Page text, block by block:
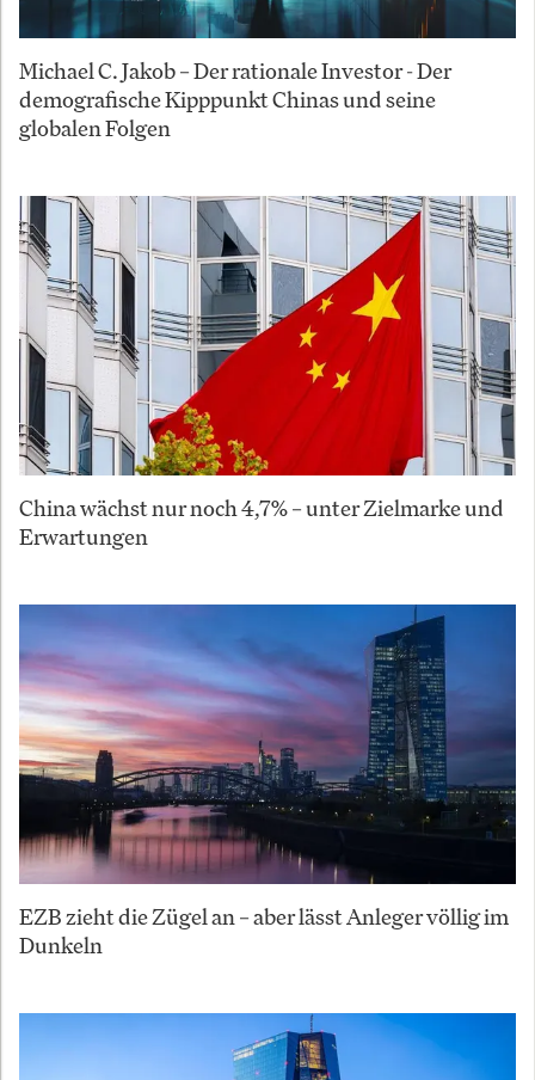
Michael C. Jakob – Der rationale Investor - Der
demografische Kipppunkt Chinas und seine
globalen Folgen
China wächst nur noch 4,7% – unter Zielmarke und
Erwartungen
EZB zieht die Zügel an – aber lässt Anleger völlig im
Dunkeln